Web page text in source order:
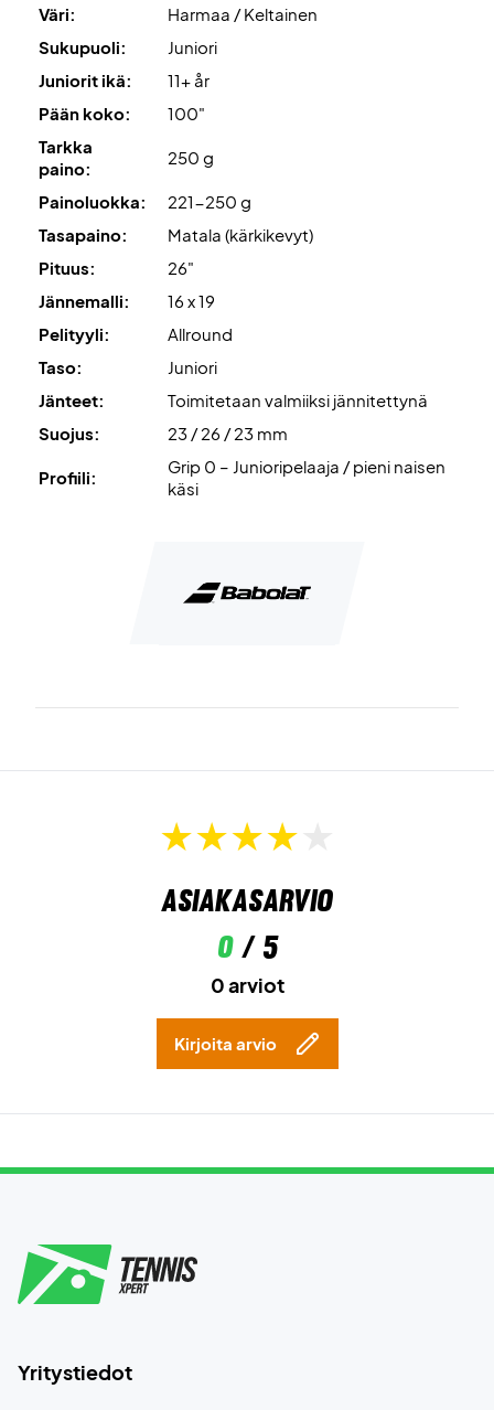
kuitenkin ammattilaisjännityksen lisäämistä!
Asiantuntijasuositus:
Babolat Addixion -jännettä 21 kg kireydellä.
Lopuksi, maila toimitetaan
Väri:
Harmaa / Keltainen
Sukupuoli:
Juniori
Juniorit ikä:
11+ år
Pään koko:
100"
Tarkka
paino:
250 g
Painoluokka:
221-250 g
Tasapaino:
Matala (kärkikevyt)
Pituus:
26"
Jännemalli:
16 x 19
Pelityyli:
Allround
Taso:
Juniori
Jänteet:
Toimitetaan valmiiksi jännitettynä
Suojus:
23 / 26 / 23 mm
Profiili:
Grip 0 – Junioripelaaja / pieni naisen
käsi
Asiakasarvio
0/ 5
0 arviot
Kirjoita arvio
Yritystiedot